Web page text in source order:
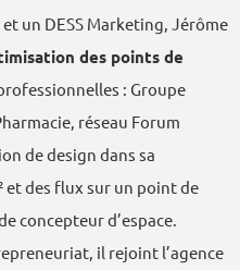
un DESS Marketing, Jérôme
des points de
: Groupe
réseau Forum
de design dans sa
et des flux sur un point de
concepteur d’espace.
il rejoint l’agence